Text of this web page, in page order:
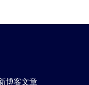
博客文章